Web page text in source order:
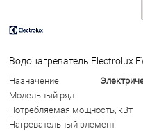
Водонагреватель Electrolux
Назначение
Модельный ряд
Потребляемая мощность, кВт
Нагревательный элемент